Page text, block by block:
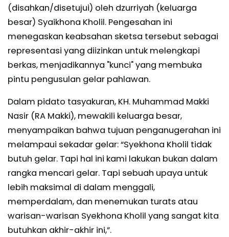
(disahkan/disetujui) oleh dzurriyah (keluarga
besar) Syaikhona Kholil. Pengesahan ini
menegaskan keabsahan sketsa tersebut sebagai
representasi yang diizinkan untuk melengkapi
berkas, menjadikannya "kunci" yang membuka
pintu pengusulan gelar pahlawan.
Dalam pidato tasyakuran, KH. Muhammad Makki
Nasir (RA Makki), mewakili keluarga besar,
menyampaikan bahwa tujuan penganugerahan ini
melampaui sekadar gelar: “Syekhona Kholil tidak
butuh gelar. Tapi hal ini kami lakukan bukan dalam
rangka mencari gelar. Tapi sebuah upaya untuk
lebih maksimal di dalam menggali,
memperdalam, dan menemukan turats atau
warisan-warisan Syekhona Kholil yang sangat kita
butuhkan akhir-akhir ini,”.